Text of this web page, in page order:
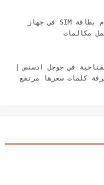
خطوات استخدام بطاقة SIM في جهاز
مكالمات
في جوجل ادسنس |
كلمات سعرها مرتفع